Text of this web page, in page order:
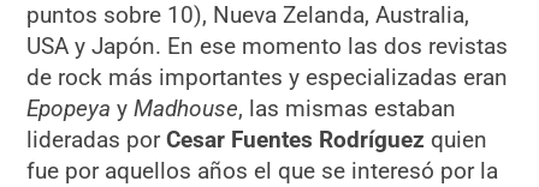
puntos sobre 10), Nueva Zelanda, Australia,
USA y Japón. En ese momento las dos revistas
de rock más importantes y especializadas eran
Epopeya yMadhouse, las mismas estaban
lideradas porCesar Fuentes Rodríguez quien
fue por aquellos años el que se interesó por la